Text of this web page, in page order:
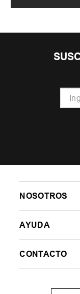
NOSOTROS
AYUDA
CONTACTO